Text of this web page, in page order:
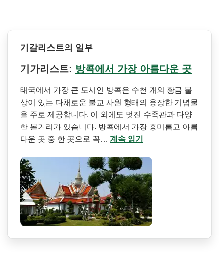
기갈리스트의 일부
기가리스트: 방콕에서 가장 아름다운 곳
태국에서 가장 큰 도시인 방콕은 수천 개의 황금 불
상이 있는 다채로운 불교 사원 형태의 웅장한 기념물
을 주로 제공합니다. 이 외에도 멋진 수족관과 다양
한 볼거리가 있습니다. 방콕에서 가장 흥미롭고 아름
다운 곳 중 한 곳으로 꼭… 계속 읽기